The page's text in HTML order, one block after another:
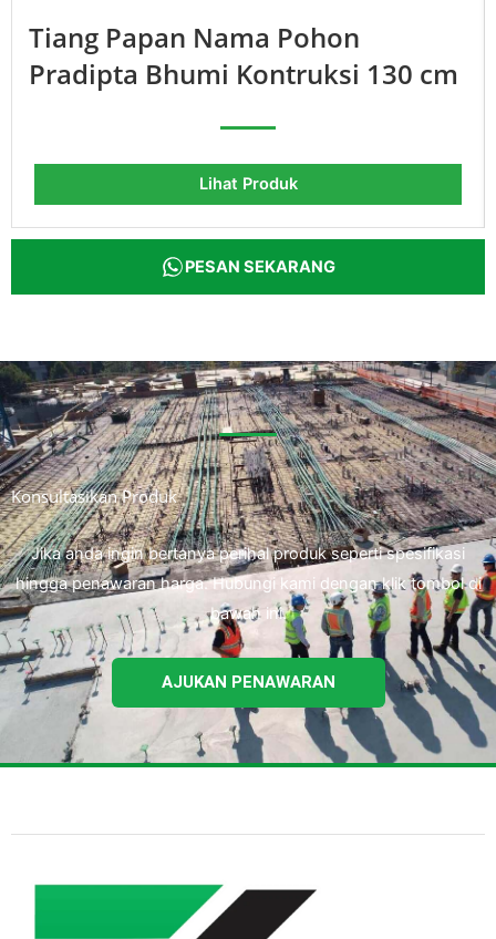
Tiang Papan Nama Pohon
Pradipta Bhumi Kontruksi 130 cm
Lihat Produk
PESAN SEKARANG
Konsultasikan Produk
Jika anda ingin bertanya perihal produk seperti spesifikasi
hingga penawaran harga. Hubungi kami dengan klik tombol di
bawah ini.
AJUKAN PENAWARAN